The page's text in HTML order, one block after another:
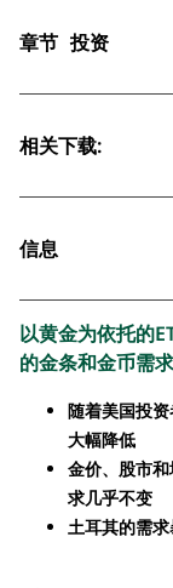
章节 投资
相关下载:
信息
以黄金为依托的
的金条和金币需
随着美国投
大幅降低
金价、股市
求几乎不变
土耳其的需